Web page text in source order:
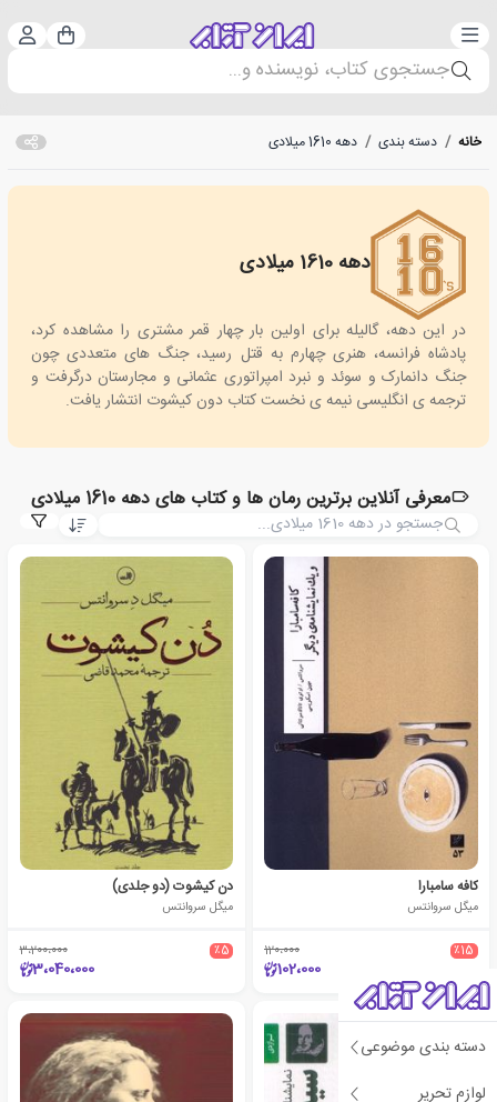
دسته‌بندی سبد
جستجوی کتاب، نویسنده و...
دسته بندی موضوعی
لوازم تحریر
خانه / دسته بندی / دهه 1610 میلادی
دهه 1610 میلادی
1610s
در این دهه، گالیله برای اولین بار چهار قمر مشتری را مشاهده کرد،
پادشاه فرانسه، هنری چهارم به قتل رسید، جنگ های متعددی چون
جنگ دانمارک و سوئد و نبرد امپراتوری عثمانی و مجارستان درگرفت و
ترجمه ی انگلیسی نیمه ی نخست کتاب دون کیشوت انتشار یافت.
معرفی آنلاین برترین رمان ها و کتاب های دهه 1610 میلادی
کافه سامبارا
میگل سروانتس
٪15 120،000
102،000
دن کیشوت (دو جلدی)
میگل سروانتس
٪5 3،200،000
3،040،000